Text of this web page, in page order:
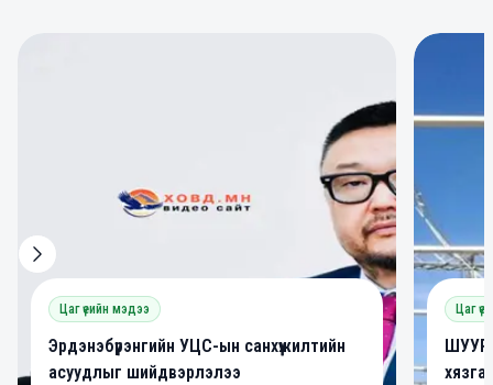
Цаг үеийн мэдээ
Эрдэнэбүрэнгийн УЦС-ын санхүүжилтийн
асуудлыг шийдвэрлэлээ
Цаг